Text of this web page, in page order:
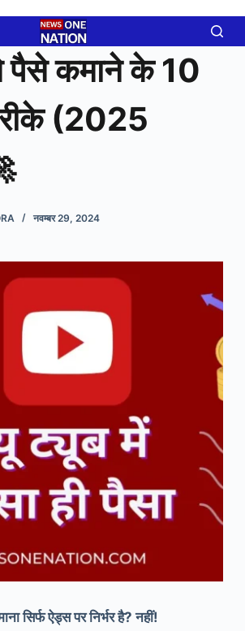
पैसे कमाने के 10
(2025
नवम्बर 29, 2024
सिर्फ ऐड्स पर निर्भर है? नहीं!